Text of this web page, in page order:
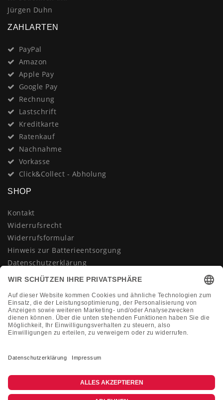
Jürgen Duhn
ZAHLARTEN
PayPal
Amazon
Apple Pay
Google Pay
Rechnung
Lastschrift
Kreditkarte
Ratenkauf
Nachnahme
Vorkasse
Click&Collect - Abholung
SHOP
Kontakt
Widerrufsrecht
Widerrufsformular
Hinweis zur Batterieentsorgung
Datenschutzerklärung
AGB
Vertrag widerrufen
KONTAKT
+49 (0)2133 210433
shop@dienadel.de
Kieler Str. 18 - 41540 Dormagen